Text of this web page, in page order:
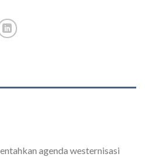
agenda westernisasi